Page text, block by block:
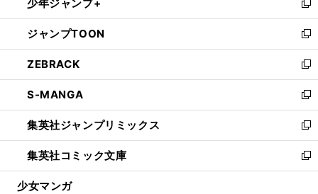
く
で
開
く
ド
ウ
で
開
く
ィ
ン
ド
ウ
で
開
く
い
ウ
ィ
ン
ド
ウ
で
開
く
少年ジャンプ+
新
し
い
ウ
ィ
ン
ド
ウ
で
開
く
ジャンプTOON
新
し
い
ウ
ィ
ン
ド
ウ
で
開
ZEBRACK
新
し
い
ウ
ィ
ン
ド
ウ
S-MANGA
新
し
い
ウ
ィ
ン
集英社ジャンプリミックス
新
し
い
ウ
集英社コミック文庫
新
し
少女マンガ